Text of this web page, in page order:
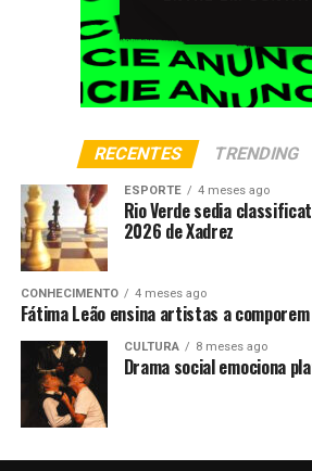
RECENTES TRENDING
ESPORTE 4 meses ago
Rio Verde sedia
2026 de Xadrez
CONHECIMENTO 4 meses ago
Fátima Leão ensina artistas a
CULTURA 8 meses ago
Drama social emociona